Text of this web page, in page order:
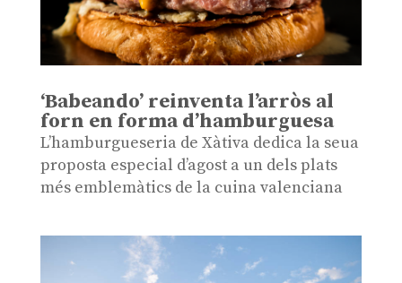
‘Babeando’ reinventa l’arròs al
forn en forma d’hamburguesa
L’hamburgueseria de Xàtiva dedica la seua
proposta especial d’agost a un dels plats
més emblemàtics de la cuina valenciana